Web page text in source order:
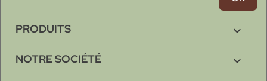
PRODUITS 
NOTRE SOCIÉTÉ 